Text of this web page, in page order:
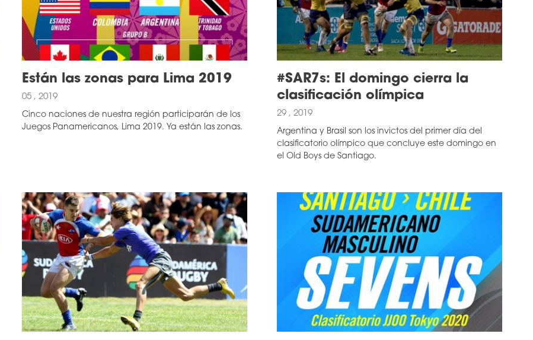
Están las zonas para Lima 2019
05 , 2019
Cinco naciones de nuestra región participarán de los
Juegos Panamericanos, Lima 2019. Ya están las zonas.
#SAR7s: El domingo cierra la
clasificación olímpica
29 , 2019
Argentina y Brasil son los invictos del primer día del
clasificatorio olímpico que concluye este domingo en
el Old Boys de Santiago.